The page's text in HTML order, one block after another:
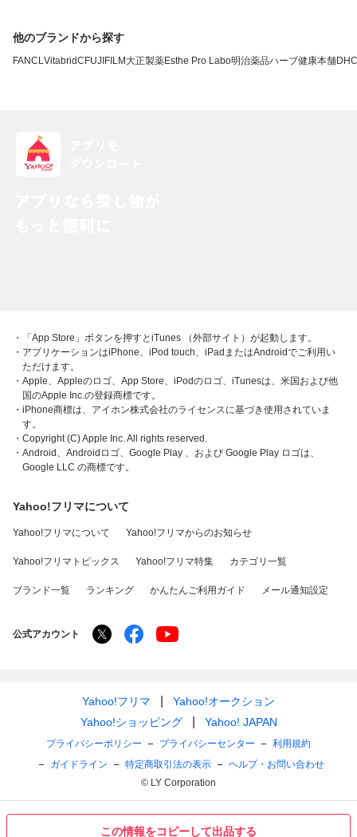
この情報をコピーして出品する
他のブランドから探す
FANCLVitabridC FUJIFILM 大正製薬Esthe Pro Labo明治薬品ハーブ健康本舗DHC
・「App Store」ボタンを押すとiTunes （外部サイト）が起動します。
・アプリケーションはiPhone、iPod touch、iPadまたはAndroidでご利用い
ただけます。
・Apple、Appleのロゴ、App Store、iPodのロゴ、iTunesは、米国および他
国のApple Inc.の登録商標です。
・iPhone商標は、アイホン株式会社のライセンスに基づき使用されていま
す。
・Copyright (C) Apple Inc. All rights reserved.
・Android、Androidロゴ、Google Play 、および Google Play ロゴは、
Google LLC の商標です。
Yahoo!フリマについて
Yahoo!フリマについて Yahoo!フリマからのお知らせ
Yahoo!フリマトピックス Yahoo!フリマ特集 カテゴリ一覧
ブランド一覧 ランキング かんたんご利用ガイド メール通知設定
公式アカウント
Yahoo!フリマ
Yahoo!オークション
Yahoo!ショッピング
Yahoo! JAPAN
プライバシーポリシー プライバシーセンター
利用規約
ガイドライン
特定商取引法の表示
ヘルプ・お問い合わせ
© LY Corporation